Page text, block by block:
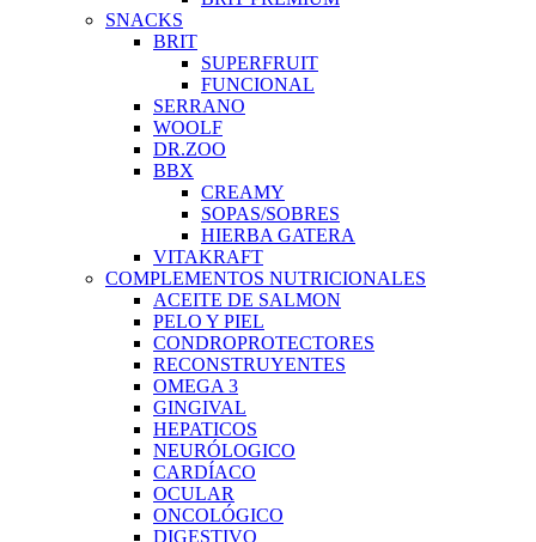
SNACKS
BRIT
SUPERFRUIT
FUNCIONAL
SERRANO
WOOLF
DR.ZOO
BBX
CREAMY
SOPAS/SOBRES
HIERBA GATERA
VITAKRAFT
COMPLEMENTOS NUTRICIONALES
ACEITE DE SALMON
PELO Y PIEL
CONDROPROTECTORES
RECONSTRUYENTES
OMEGA 3
GINGIVAL
HEPATICOS
NEURÓLOGICO
CARDÍACO
OCULAR
ONCOLÓGICO
DIGESTIVO